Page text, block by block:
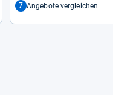
7 Angebote vergleichen